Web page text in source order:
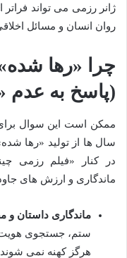
ژانر رزمی می تواند
روان انسان و مسائل
چرا «رها
(پاسخ به عدم
ممکن است این سوال
سال ها از تولید «رها
در کنار «فیلم رزمی
ماندگاری و ارزش های
ماندگاری داستان و
ستم، جستجوی
هرگز کهنه نمی